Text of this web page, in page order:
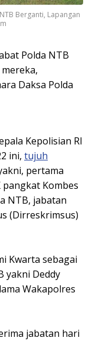
Berganti, Lapangan
Polda NTB
Daksa Polda
Kepolisian RI
ini, tujuh
pertama
pangkat Kombes
NTB, jabatan
(Dirreskrimsus)
Kwarta sebagai
yakni Deddy
Wakapolres
jabatan hari